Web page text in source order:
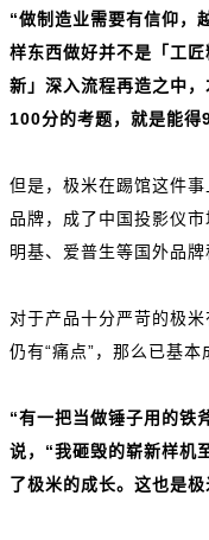
“做制造业需要有信仰，
样东西做好并不是「工
新」深入流程再造之中
100分的考题，就是能
但是，极米在踢馆这件
品牌，成了中国投影仪
明基、爱普生等国外品牌
对于产品十分严苛的极
仍有“痛点”，那么已基本
“有一把当做锤子用的铁
说，“我砸毁的崭新样机
了极米的成长。这也是